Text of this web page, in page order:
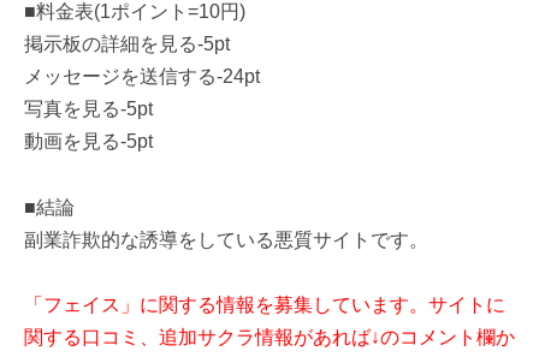
■料金表(1ポイント=10円)
掲示板の詳細を見る-5pt
メッセージを送信する-24pt
写真を見る-5pt
動画を見る-5pt
■結論
副業詐欺的な誘導をしている悪質サイトです。
「フェイス」に関する情報を募集しています。サイトに
関する口コミ、追加サクラ情報があれば↓のコメント欄か